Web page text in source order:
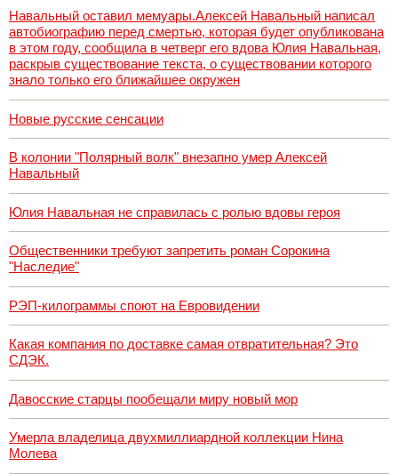
Навальный оставил мемуары.Алексей Навальный написал
автобиографию перед смертью, которая будет опубликована
в этом году, сообщила в четверг его вдова Юлия Навальная,
раскрыв существование текста, о существовании которого
знало только его ближайшее окружен
Новые русские сенсации
В колонии "Полярный волк" внезапно умер Алексей
Навальный
Юлия Навальная не справилась с ролью вдовы героя
Общественники требуют запретить роман Сорокина
"Наследие"
РЭП-килограммы споют на Евровидении
Какая компания по доставке самая отвратительная? Это
СДЭК.
Давосские старцы пообещали миру новый мор
Умерла владелица двухмиллиардной коллекции Нина
Молева